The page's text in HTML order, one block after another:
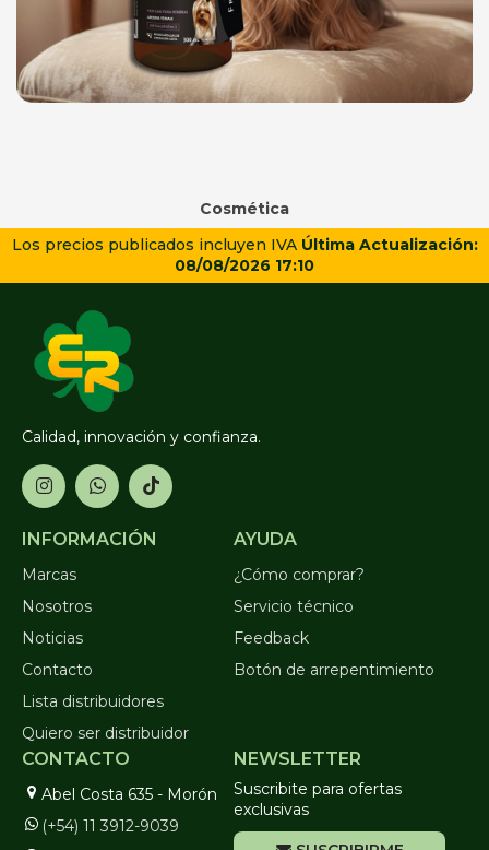
Cosmética
Los precios publicados incluyen IVA Última Actualización:
08/08/2026 17:10
Calidad, innovación y confianza.
INFORMACIÓN
Marcas
Nosotros
Noticias
Contacto
Lista distribuidores
Quiero ser distribuidor
AYUDA
¿Cómo comprar?
Servicio técnico
Feedback
Botón de arrepentimiento
CONTACTO
Abel Costa 635 - Morón
(+54) 11 3912-9039
NEWSLETTER
Suscribite para ofertas
exclusivas